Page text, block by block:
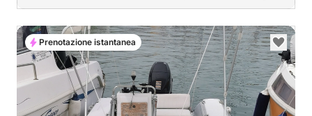
Prenotazione istantanea